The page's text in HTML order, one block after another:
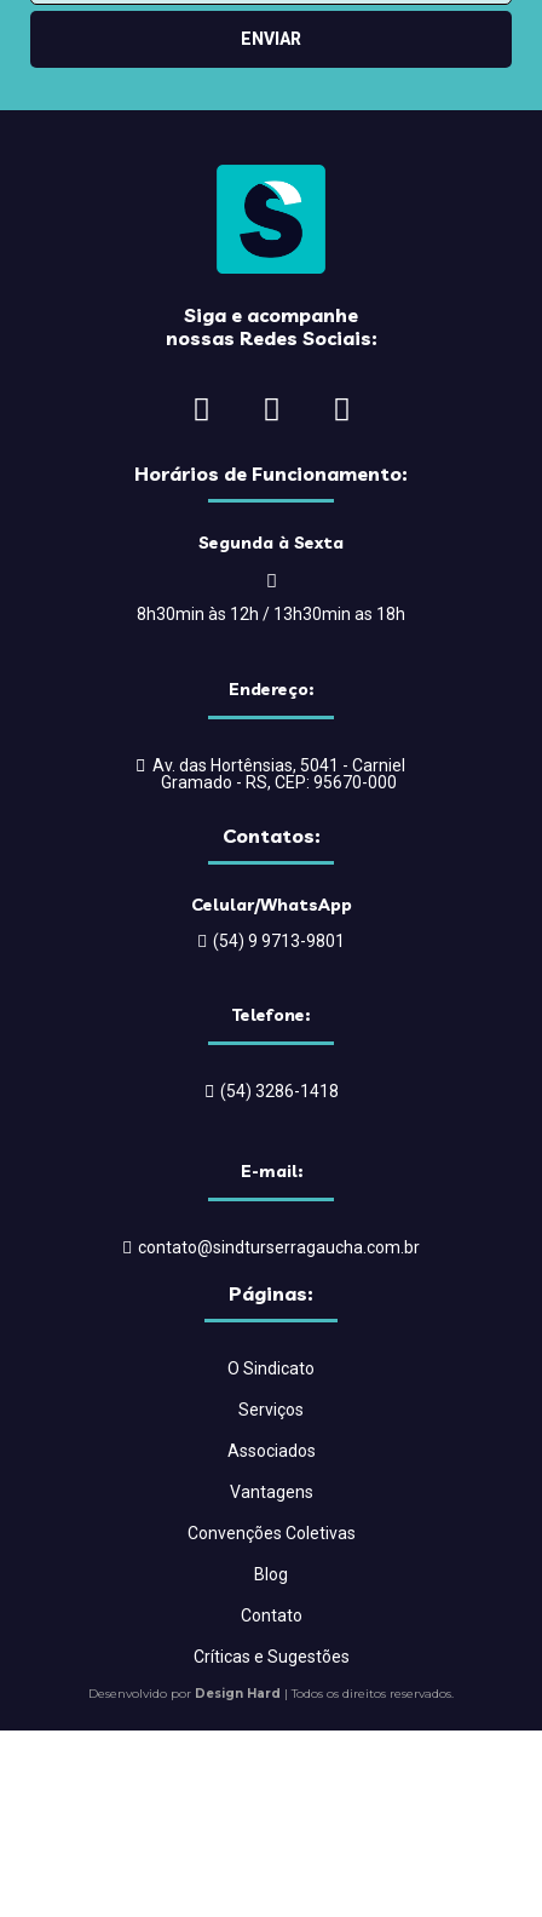
ENVIAR
Siga e acompanhe
nossas Redes Sociais:
Horários de Funcionamento:
Segunda à Sexta
8h30min às 12h / 13h30min as 18h
Endereço:
Av. das Hortênsias, 5041 - Carniel
Gramado - RS, CEP: 95670-000
Contatos:
Celular/WhatsApp
(54) 9 9713-9801
Telefone:
(54) 3286-1418
E-mail:
contato@sindturserragaucha.com.br
Páginas:
O Sindicato
Serviços
Associados
Vantagens
Convenções Coletivas
Blog
Contato
Críticas e Sugestões
Desenvolvido por Design Hard | Todos os direitos reservados.